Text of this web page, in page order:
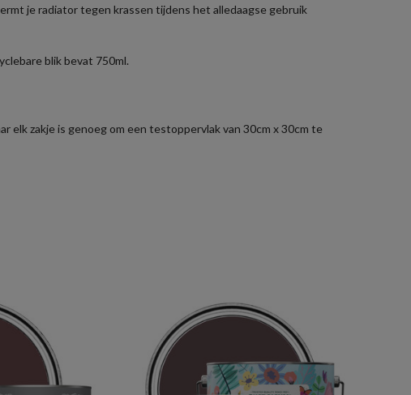
je radiator tegen krassen tijdens het alledaagse gebruik
blik bevat 750ml.
elk zakje is genoeg om een testoppervlak van 30cm x 30cm te